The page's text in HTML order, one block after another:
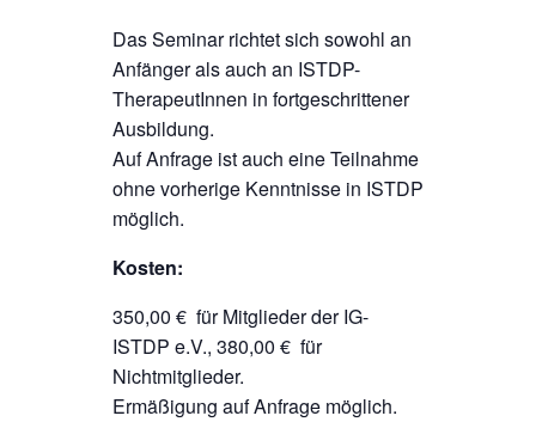
Das Seminar richtet sich sowohl an
Anfänger als auch an ISTDP-
TherapeutInnen in fortgeschrittener
Ausbildung.
Auf Anfrage ist auch eine Teilnahme
ohne vorherige Kenntnisse in ISTDP
möglich.
Kosten:
350,00 € für Mitglieder der IG-
ISTDP e.V., 380,00 € für
Nichtmitglieder.
Ermäßigung auf Anfrage möglich.